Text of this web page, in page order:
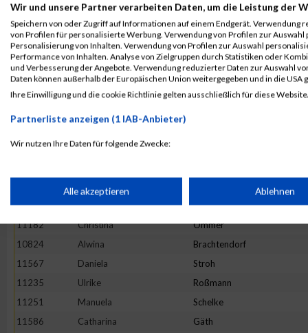
11521
Julia Bosse
11419
Tamara Reinwald
11731
Simone Langen
11837
Verena Rensmeyer
11406
Stefanie Züls
10806
Sarah
Miriam
11644
Magdalena Wettberg
11182
Christina Ommer
10824
Alwina Brachtendorf
11567
Daniela Stroh
11235
Ulrike Roßmann
11251
Manuela Schelke
11586
Catharina Gäth
Wir und unsere Partner verarbeiten Daten, um die Leistung der
Speichern von oder Zugriff auf Informationen auf einem Endgerät. Verwendung
von Profilen für personalisierte Werbung. Verwendung von Profilen zur
Personalisierung von Inhalten. Verwendung von Profilen zur Auswahl
Performance von Inhalten. Analyse von Zielgruppen durch Statistiken oder
und Verbesserung der Angebote. Verwendung reduzierter Daten zur Auswahl
Daten können außerhalb der Europäischen Union weitergegeben und in die USA
Ihre Einwilligung und die cookie Richtlinie gelten ausschließlich für diese
Partnerliste anzeigen (1 IAB-Anbieter)
Wir nutzen Ihre Daten für folgende Zwecke:
Speichern von oder Zugriff auf Informationen auf einem
Verwendung reduzierter Daten zur Auswahl von Werbeanzeigen
Verwendung von Profilen zur Auswahl personalisierter Werbung
Alle akzeptieren Ablehnen